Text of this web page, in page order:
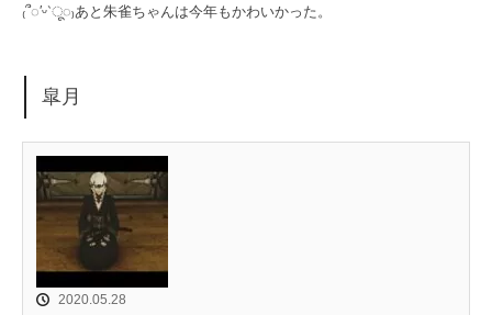
₍՞◌′ᵕ‵ू◌₎あと朱雀ちゃんは今年もかわいかった。
皐月
2020.05.28